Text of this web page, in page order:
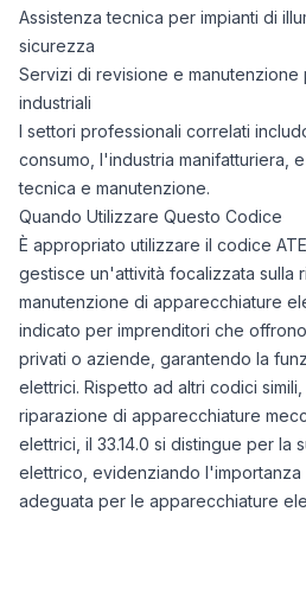
Assistenza tecnica per impianti di
sicurezza
Servizi di revisione e
industriali
I settori professionali correlati
consumo, l'industria manifatturiera,
tecnica e manutenzione.
Quando Utilizzare Questo Codice
È appropriato utilizzare il codice
gestisce un'attività focalizzata sulla
manutenzione di apparecchiature
indicato per imprenditori che
privati o aziende, garantendo la
elettrici. Rispetto ad altri codici
riparazione di apparecchiature
elettrici, il 33.14.0 si distingue per la
elettrico, evidenziando l'importanza
adeguata per le apparecchiature